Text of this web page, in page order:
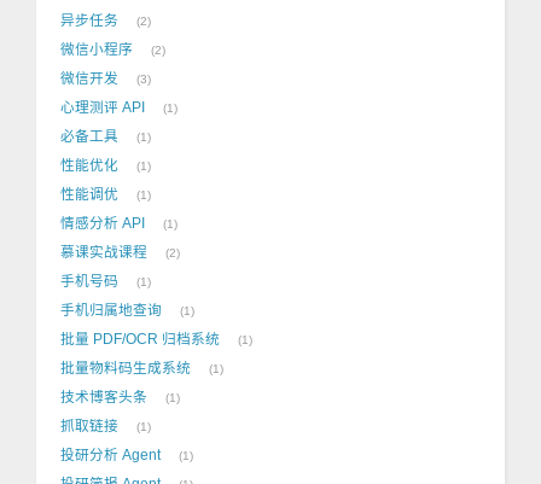
异步任务 2
微信小程序 2
微信开发 3
心理测评 API 1
必备工具 1
性能优化 1
性能调优 1
情感分析 API 1
慕课实战课程 2
手机号码 1
手机归属地查询 1
批量 PDF/OCR 归档系统 1
批量物料码生成系统 1
技术博客头条 1
抓取链接 1
投研分析 Agent 1